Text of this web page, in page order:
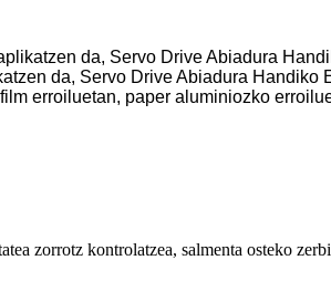
da, Servo Drive Abiadura
da, Servo Drive Abiadura
erroiluetan, paper aluminiozko
zorrotz kontrolatzea, salmenta osteko